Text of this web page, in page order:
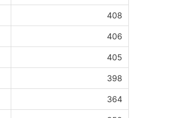
408
406
405
398
364